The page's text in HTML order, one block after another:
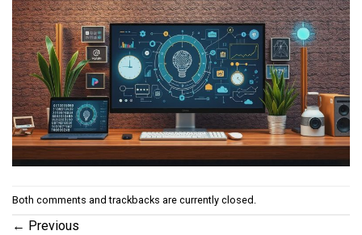
Both comments and trackbacks are currently closed.
← Previous